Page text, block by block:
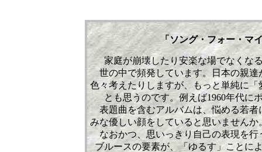
「ソング・フォー・
家庭が崩壊したり安楽な場でなくな
世の中で頻発しています。日本の親
色々考えたりしますが、もっと単純に
とも思うのです。例えば1960年代に
表題曲を含むアルバムは、悩める若
みな優しい顔をしていると思いません
なおかつ、思いっきり自己の表現を
ブルースの要素が、「ゆるす」ことに